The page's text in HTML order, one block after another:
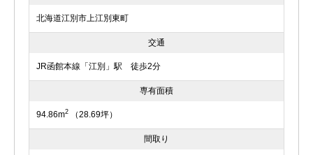
北海道江別市上江別東町
交通
JR函館本線「江別」駅 徒歩2分
専有面積
94.86m2 （28.69坪）
間取り